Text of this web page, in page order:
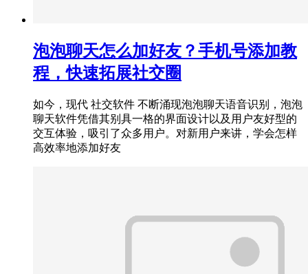
泡泡聊天怎么加好友？手机号添加教
程，快速拓展社交圈
如今，现代 社交软件 不断涌现泡泡聊天语音识别，泡泡
聊天软件凭借其别具一格的界面设计以及用户友好型的
交互体验，吸引了众多用户。对新用户来讲，学会怎样
高效率地添加好友